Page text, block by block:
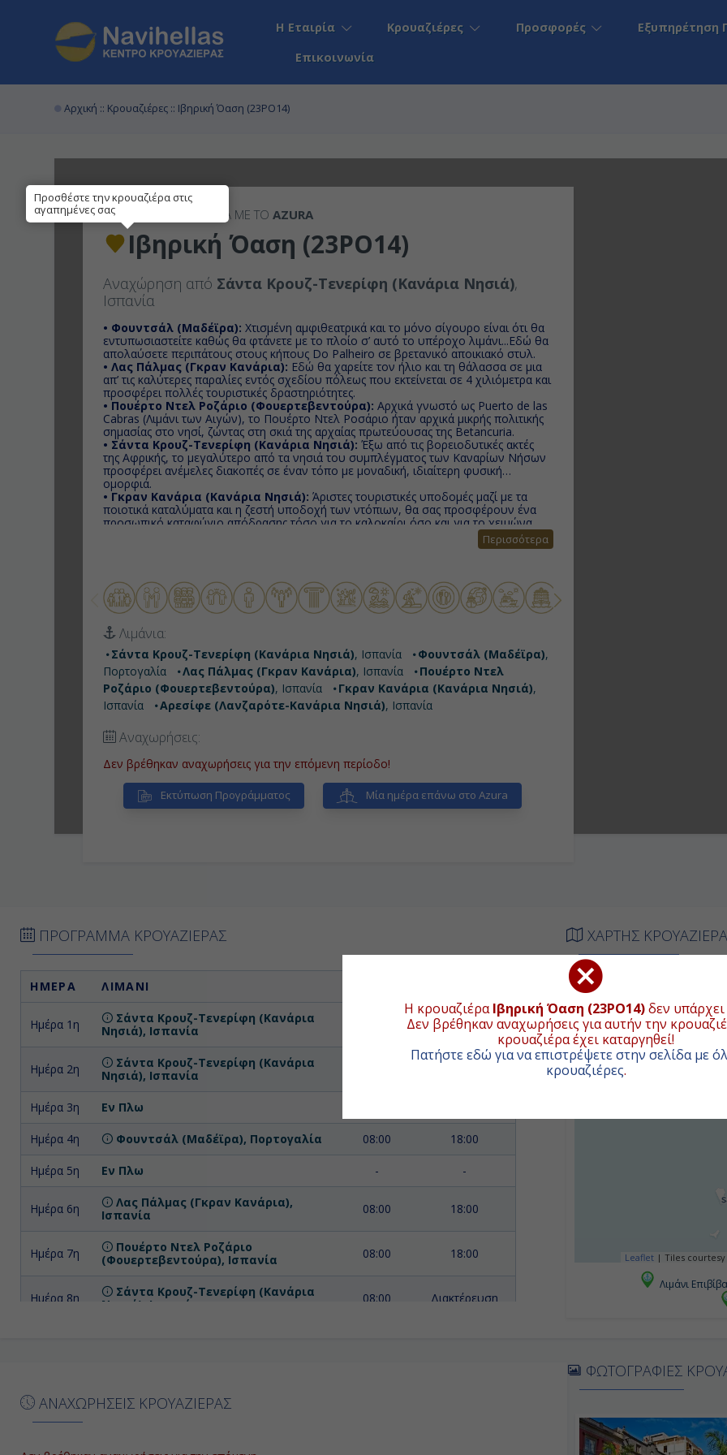
Η κρουαζιέραΙβηρική Όαση (23PO14)δεν
Δεν βρέθηκαν αναχωρήσεις για αυτήν την
κρουαζιέρα έχει καταργηθεί!
Πατήστε εδώ για να επιστρέψετε στην σελίδα με
κρουαζιέρες.
Η Εταιρία Κρουαζιέρες Προσφορές
Εξυπηρέτηση
Επικοινωνία
Αρχική :: Κρουαζιέρες :: Ιβηρική Όαση (23PO14)
14ΉΜΕΡΗ ΚΡΟΥΑΖΙΕΡΑ ΜΕ ΤΟAZURA
Ιβηρική Όαση (23PO14)
Αναχώρηση από Σάντα Κρουζ-Τενερίφη (Κανάρια Νησιά),
Ισπανία
• Φουντσάλ (Μαδέϊρα): Χτισμένη αμφιθεατρικά και το μόνο σίγουρο είναι ότι θα
εντυπωσιαστείτε καθώς θα φτάνετε με το πλοίο σ’ αυτό το υπέροχο λιμάνι...Εδώ θα
απολαύσετε περιπάτους στους κήπους Do Palheiro σε βρετανικό αποικιακό στυλ.
• Λας Πάλμας (Γκραν Κανάρια): Εδώ θα χαρείτε τον ήλιο και τη θάλασσα σε μια
απ’ τις καλύτερες παραλίες εντός σχεδίου πόλεως που εκτείνεται σε 4 χιλιόμετρα και
προσφέρει πολλές τουριστικές δραστηριότητες.
• Πουέρτο Ντελ Ροζάριο (Φουερτεβεντούρα): Αρχικά γνωστό ως Puerto de las
Cabras (Λιμάνι των Αιγών), το Πουέρτο Ντελ Ροσάριο ήταν αρχικά μικρής πολιτικής
σημασίας στο νησί, ζώντας στη σκιά της αρχαίας πρωτεύουσας της Betancuria.
• Σάντα Κρουζ-Τενερίφη (Κανάρια Νησιά): Έξω από τις βορειοδυτικές ακτές
της Αφρικής, το μεγαλύτερο από τα νησιά του συμπλέγματος των Καναρίων Νήσων
προσφέρει ανέμελες διακοπές σε έναν τόπο με μοναδική, ιδιαίτερη φυσική
ομορφιά.
• Γκραν Κανάρια (Κανάρια Νησιά): Άριστες τουριστικές υποδομές μαζί με τα
ποιοτικά καταλύματα και η ζεστή υποδοχή των ντόπιων, θα σας προσφέρουν ένα
προσωπικό καταφύγιο απόδρασης τόσο για το καλοκαίρι όσο και για το χειμώνα.
Πρωτεύουσα του νησιού Λανζαρότε με
Περισσότερα
Λιμάνια:
Σάντα Κρουζ-Τενερίφη (Κανάρια Νησιά), Ισπανία Φουντσάλ (Μαδέϊρα),
Πορτογαλία
Λας Πάλμας (Γκραν Κανάρια), Ισπανία
Πουέρτο Ντελ
Ροζάριο (Φουερτεβεντούρα), Ισπανία Γκραν Κανάρια (Κανάρια Νησιά),
Ισπανία
Αρεσίφε (Λανζαρότε-Κανάρια Νησιά), Ισπανία
Αναχωρήσεις:
Δεν βρέθηκαν αναχωρήσεις για την επόμενη περίοδο!
Εκτύπωση Προγράμματος Μία ημέρα επάνω στο Azura
ΠΡΟΓΡΑΜΜΑ ΚΡΟΥΑΖΙΕΡΑΣ
ΗΜΕΡΑ ΛΙΜΑΝΙ
Ημέρα 1η
Σάντα Κρουζ-Τενερίφη (Κανάρια
Νησιά), Ισπανία
Διακτέρευση
Ημέρα 2η
Σάντα Κρουζ-Τενερίφη (Κανάρια
Νησιά), Ισπανία
Ημέρα 3η Εν Πλω
Ημέρα 4η Φουντσάλ (Μαδέϊρα), Πορτογαλία 08:00 18:00
Ημέρα 5η Εν Πλω - -
Ημέρα 6η
Λας Πάλμας (Γκραν Κανάρια),
Ισπανία
08:00 18:00
Ημέρα 7η
Πουέρτο Ντελ Ροζάριο
(Φουερτεβεντούρα), Ισπανία
08:00 18:00
Ημέρα 8η
Σάντα Κρουζ-Τενερίφη (Κανάρια
Νησιά), Ισπανία
08:00 Διακτέρευση
10η
Ημέρα
ΧΑΡΤΗΣ
+
−
Leaflet | Tiles
Λιμάνι
ΑΝΑΧΩΡΗΣΕΙΣ ΚΡΟΥΑΖΙΕΡΑΣ
ΦΩΤΟΓΡΑΦΙΕΣ
Προσθέστε την κρουαζιέρα στις
αγαπημένες σας